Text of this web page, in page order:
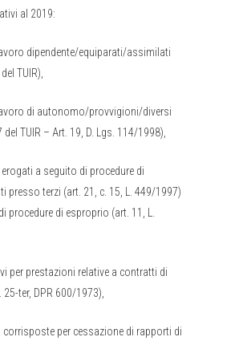
al 2019:
dipendente/equiparati/assimilati
TUIR),
di autonomo/provvigioni/diversi
del TUIR – Art. 19, D. Lgs. 114/1998),
a seguito di procedure di
presso terzi (art. 21, c. 15, L. 449/1997)
procedure di esproprio (art. 11, L.
per prestazioni relative a contratti di
ter, DPR 600/1973),
corrisposte per cessazione di rapporti di